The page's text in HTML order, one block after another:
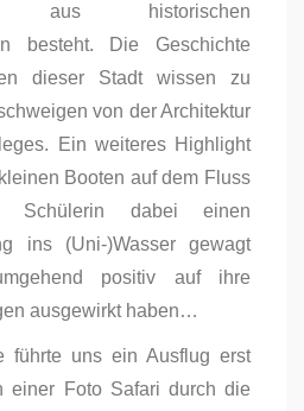
historischen
besteht. Die Geschichte
dieser Stadt wissen zu
von der Architektur
Ein weiteres Highlight
Booten auf dem Fluss
Schülerin dabei einen
ins (Uni-)Wasser gewagt
positiv auf ihre
ausgewirkt haben…
führte uns ein Ausflug erst
einer Foto Safari durch die